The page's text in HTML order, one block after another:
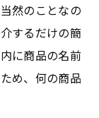
然のことなの
するだけの簡
に商品の名前
め、何の商品